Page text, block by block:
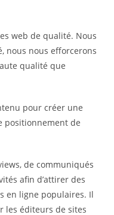
web de qualité. Nous
nous nous efforcerons
qualité que
pour créer une
positionnement de
de communiqués
afin d’attirer des
en ligne populaires. Il
les éditeurs de sites